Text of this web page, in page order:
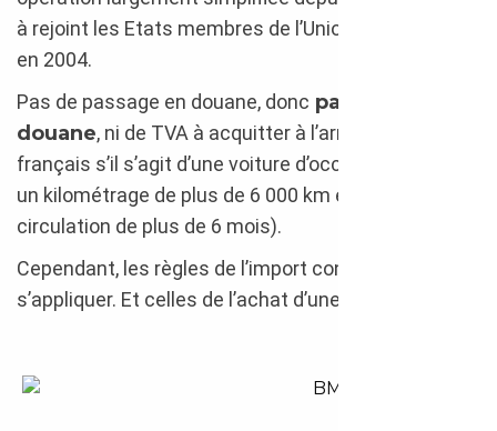
à rejoint les Etats membres de l’Union Européenne
en 2004.
Pas de passage en douane, donc pas de frais de
douane, ni de TVA à acquitter à l’arrivée sur le sol
français s’il s’agit d’une voiture d’occasion (à savoir
un kilométrage de plus de 6 000 km et une mise en
circulation de plus de 6 mois).
Cependant, les règles de l’import continuent de
s’appliquer. Et celles de l’achat d’une voiture aussi.